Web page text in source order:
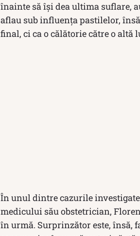
înainte să își dea ultima suflare,
aflau sub influența pastilelor,
final, ci ca o călătorie către o altă
În unul dintre cazurile
medicului său obstetrician,
în urmă. Surprinzător este, însă,